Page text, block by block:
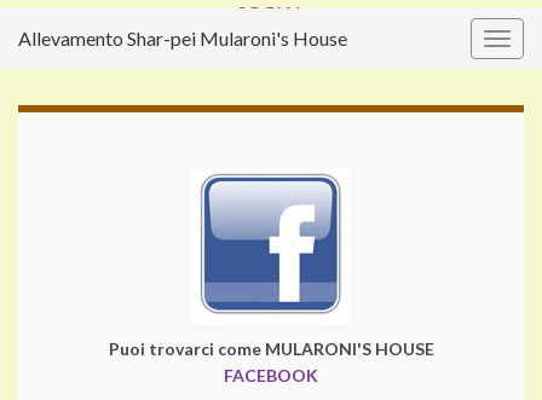
SOCIAL
la
Allevamento Shar-pei Mularoni's House
Puoi trovarci come MULARONI'S HOUSE
FACEBOOK